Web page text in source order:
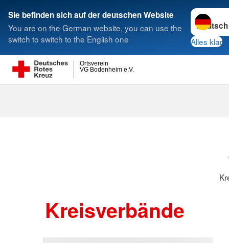
Sie befinden sich auf der deutschen Website
You are on the German website, you can use the
switch to switch to the English one
Sprache
Alles klar
VG Bodenheim e.V.
Ortsverein
Suche
Kreisverbände